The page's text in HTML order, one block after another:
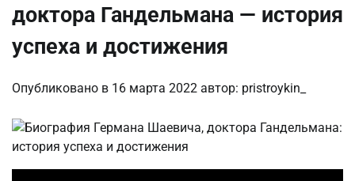
доктора Гандельмана — история
успеха и достижения
Опубликовано в 16 марта 2022 автор: pristroykin_